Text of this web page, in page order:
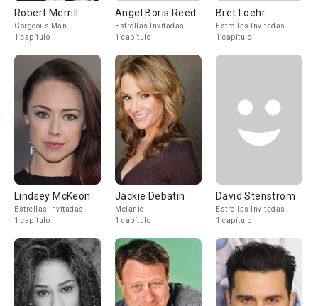
Robert Merrill
Gorgeous Man
1 capítulo
Angel Boris Reed
Estrellas Invitadas
1 capítulo
Bret Loehr
Estrellas Invitadas
1 capítulo
Lindsey McKeon
Estrellas Invitadas
1 capítulo
Jackie Debatin
Melanie
1 capítulo
David Stenstrom
Estrellas Invitadas
1 capítulo